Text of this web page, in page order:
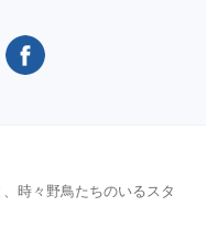
時々野鳥たちのいるスタ